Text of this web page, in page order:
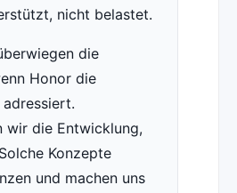
nicht belastet.
die
Honor die
adressiert.
wir die Entwicklung,
Konzepte
und machen uns